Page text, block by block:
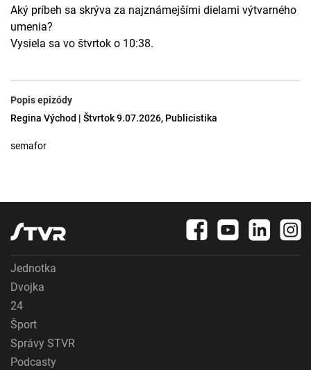
Aký príbeh sa skrýva za najznámejšími dielami výtvarného
umenia?
Vysiela sa vo štvrtok o 10:38.
Popis epizódy
Regina Východ | Štvrtok 9.07.2026, Publicistika
semafor
Jednotka
Dvojka
24
Šport
Správy STVR
Podcasty